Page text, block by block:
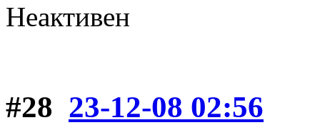
Неактивен
#28 23-12-08 02:56